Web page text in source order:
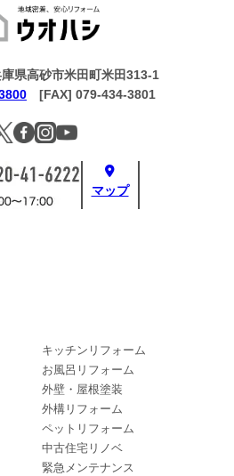
マップ
県高砂市米田町米田313-1
[FAX] 079-434-3801
キッチンリフォーム
お風呂リフォーム
外壁・屋根塗装
外構リフォーム
ペットリフォーム
中古住宅リノベ
緊急メンテナンス